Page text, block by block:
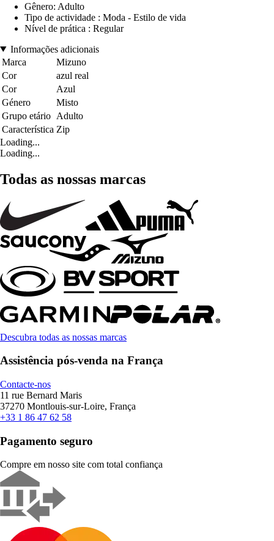
Gênero: Adulto
Tipo de actividade : Moda - Estilo de vida
Nível de prática : Regular
Informações adicionais
Marca
Mizuno
Cor
azul real
Cor
Azul
Género
Misto
Grupo etário Adulto
Característica Zip
Loading...
Loading...
Todas as nossas marcas
Descubra todas as nossas marcas
Assistência pós-venda na França
Contacte-nos
11 rue Bernard Maris
37270 Montlouis-sur-Loire, França
+33 1 86 47 62 58
Pagamento seguro
Compre em nosso site com total confiança